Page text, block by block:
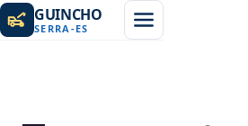
GUINCHO
SERRA -ES